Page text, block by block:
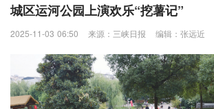
城区运河公园上演欢乐“挖薯记”
2025-11-03 06:50 来源：三峡日报 编辑：张远近